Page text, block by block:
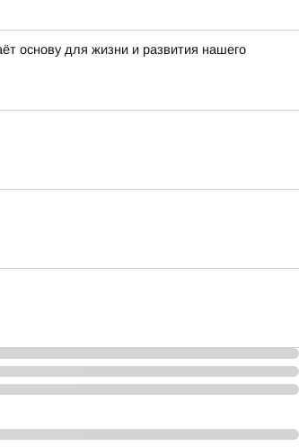
основу для жизни и развития нашего